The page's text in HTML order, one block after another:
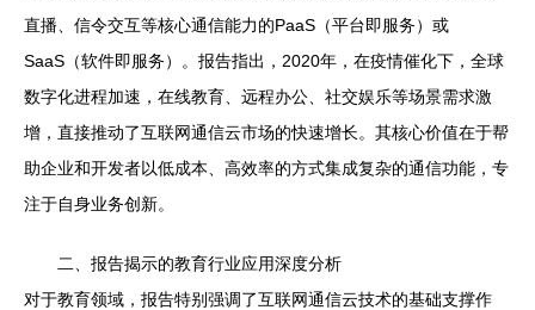
直播、信令交互等核心通信能力的PaaS（平台即服务）或
SaaS（软件即服务）。报告指出，2020年，在疫情催化下，全球
数字化进程加速，在线教育、远程办公、社交娱乐等场景需求激
增，直接推动了互联网通信云市场的快速增长。其核心价值在于帮
助企业和开发者以低成本、高效率的方式集成复杂的通信功能，专
注于自身业务创新。
二、报告揭示的教育行业应用深度分析
对于教育领域，报告特别强调了互联网通信云技术的基础支撑作